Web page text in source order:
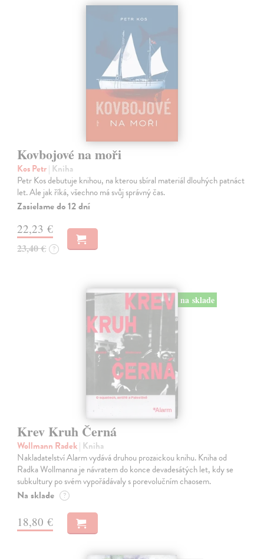
Kovbojové na moři
Kos Petr| Kniha
Petr Kos debutuje knihou, na kterou sbíral materiál dlouhých patnáct
let. Ale jak říká, všechno má svůj správný čas.
Zasielame do 12 dní
22,23 €
23,40 € ?
na sklade
Krev Kruh Černá
Wollmann Radek| Kniha
Nakladatelství Alarm vydává druhou prozaickou knihu. Kniha od
Radka Wollmanna je návratem do konce devadesátých let, kdy se
subkultury po svém vypořádávaly s porevolučním chaosem.
Na sklade ?
18,80 €